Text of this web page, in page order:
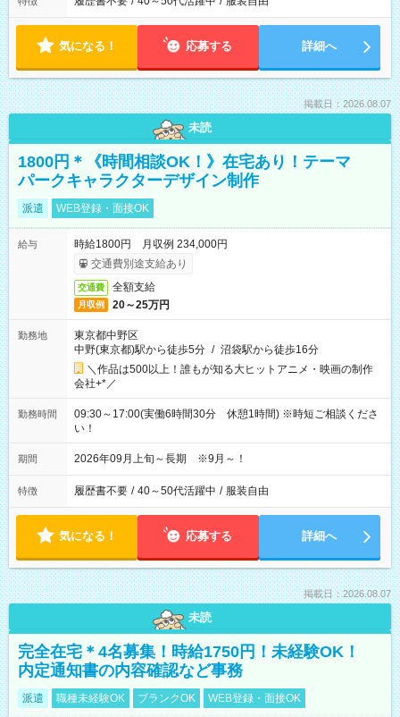
気になる！ 応募する 詳細へ
掲載日：2026.08.07
未読
1800円＊《時間相談OK！》在宅あり！テーマ
パークキャラクターデザイン制作
派遣 WEB登録・面接OK
給与
時給1800円 月収例 234,000円
交通費別途支給あり
交通費 全額支給
月収例 20～25万円
勤務地
東京都中野区
中野(東京都)駅から徒歩5分 / 沼袋駅から徒歩16分
＼作品は500以上！誰もが知る大ヒットアニメ・映画の制作
会社+*／
勤務時間
09:30～17:00(実働6時間30分 休憩1時間) ※時短ご相談くださ
い！
期間 2026年09月上旬～長期 ※9月～！
特徴 履歴書不要 / 40～50代活躍中 / 服装自由
気になる！ 応募する 詳細へ
掲載日：2026.08.07
未読
完全在宅＊4名募集！時給1750円！未経験OK！
内定通知書の内容確認など事務
派遣 職種未経験OK ブランクOK WEB登録・面接OK